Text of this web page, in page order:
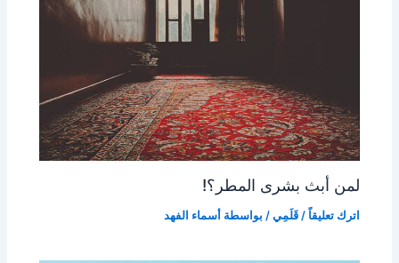
لمن أبث بشرى المطر؟!
اترك تعليقاً /قَلَمِي / بواسطة أسماء الفهد